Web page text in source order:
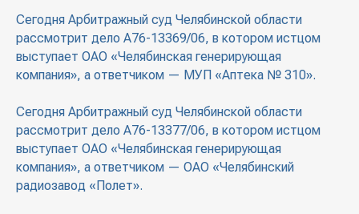
Сегодня Арбитражный суд Челябинской области
рассмотрит дело А76-13369/06, в котором истцом
выступает ОАО «Челябинская генерирующая
компания», а ответчиком — МУП «Аптека № 310».
Сегодня Арбитражный суд Челябинской области
рассмотрит дело А76-13377/06, в котором истцом
выступает ОАО «Челябинская генерирующая
компания», а ответчиком — ОАО «Челябинский
радиозавод «Полет».